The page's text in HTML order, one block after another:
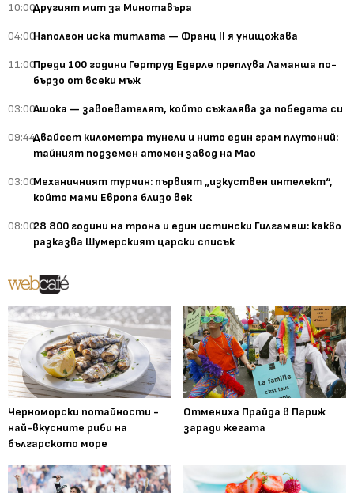
10:00Другият мит за Минотавъра
04:00Наполеон иска титлата — Франц II я унищожава
11:00Преди 100 години Гертруд Едерле преплува Ламанша по-
бързо от всеки мъж
03:00Ашока — завоевателят, който съжалява за победата си
09:44Двайсет километра тунели и нито един грам плутоний:
тайният подземен атомен завод на Мао
03:00Механичният турчин: първият „изкуствен интелект“,
който мами Европа близо век
08:0028 800 години на трона и един истински Гилгамеш: какво
разказва Шумерският царски списък
Черноморски потайности -
най-вкусните риби на
българското море
Отмениха Прайда в Париж
заради жегата